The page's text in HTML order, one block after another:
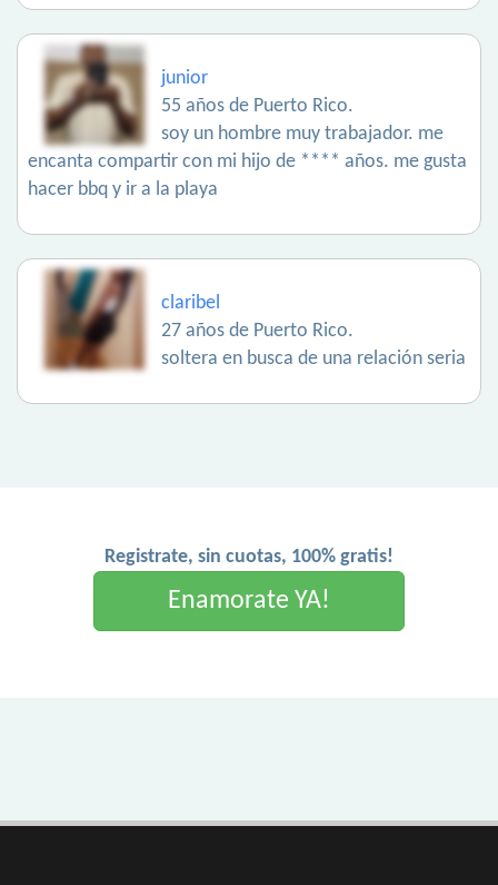
junior
55 años de Puerto Rico.
soy un hombre muy trabajador. me
encanta compartir con mi hijo de **** años. me gusta
hacer bbq y ir a la playa
claribel
27 años de Puerto Rico.
soltera en busca de una relación seria
Registrate, sin cuotas, 100% gratis!
Enamorate YA!